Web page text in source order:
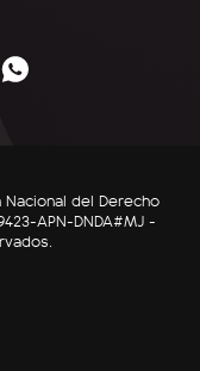
Nacional del Derecho
APN-DNDA#MJ -